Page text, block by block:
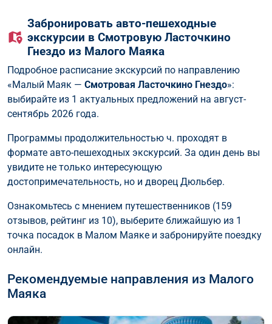
Забронировать авто-пешеходные
экскурсии в Смотровую Ласточкино
Гнездо из Малого Маяка
Подробное расписание экскурсий по направлению
«Малый Маяк — Смотровая Ласточкино Гнездо»:
выбирайте из 1 актуальных предложений на август-
сентябрь 2026 года.
Программы продолжительностью ч. проходят в
формате авто-пешеходных экскурсий. За один день вы
увидите не только интересующую
достопримечательность, но и дворец Дюльбер.
Ознакомьтесь с мнением путешественников (159
отзывов, рейтинг из 10), выберите ближайшую из 1
точка посадок в Малом Маяке и забронируйте поездку
онлайн.
Рекомендуемые направления из Малого
Маяка